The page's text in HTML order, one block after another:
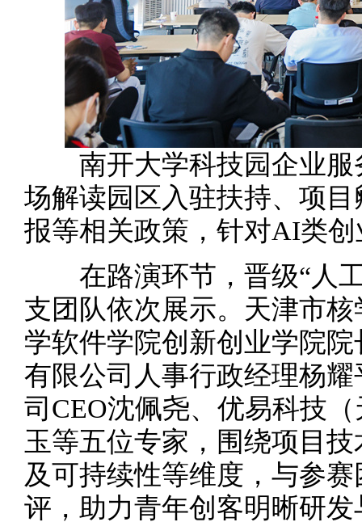
南开大学科技园企业服
场解读园区入驻扶持、项
报等相关政策，针对AI类
在路演环节，晋级“人工
支团队依次展示。天津市
学软件学院创新创业学院
有限公司人事行政经理杨
司CEO沈佩尧、优易科技
玉等五位专家，围绕项目
及可持续性等维度，与参
评，助力青年创客明晰研